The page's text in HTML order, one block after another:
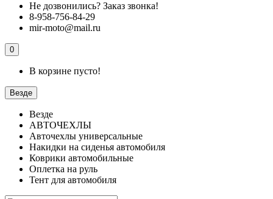
Не дозвонились? Заказ звонка!
8-958-756-84-29
mir-moto@mail.ru
0
В корзине пусто!
Везде
Везде
АВТОЧЕХЛЫ
Авточехлы универсальные
Накидки на сиденья автомобиля
Коврики автомобильные
Оплетка на руль
Тент для автомобиля